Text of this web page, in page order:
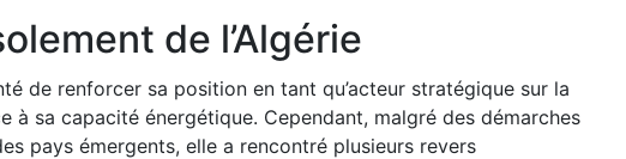
de l’Algérie
de renforcer sa position en tant qu’acteur stratégique sur la
à sa capacité énergétique. Cependant, malgré des démarches
pays émergents, elle a rencontré plusieurs revers